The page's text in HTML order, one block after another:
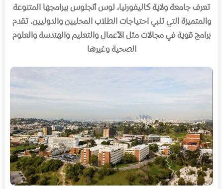
تعرف جامعة ولاية كاليفورنيا، لوس أنجلوس ببرامجها المتنوعة
والمتميزة التي تلبي احتياجات الطلاب المحليين والدوليين.تقدم
برامج قوية في مجالات مثل الأعمال والتعليم والهندسة والعلوم
الصحية وغيرها